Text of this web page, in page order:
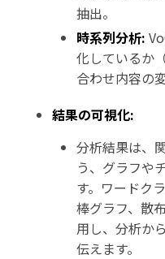
抽出。
時系列分析:
化しているか
合わせ内容の
結果の可視化:
分析結果は、
う、グラフや
す。ワードク
棒グラフ、散
用し、分析か
伝えます。